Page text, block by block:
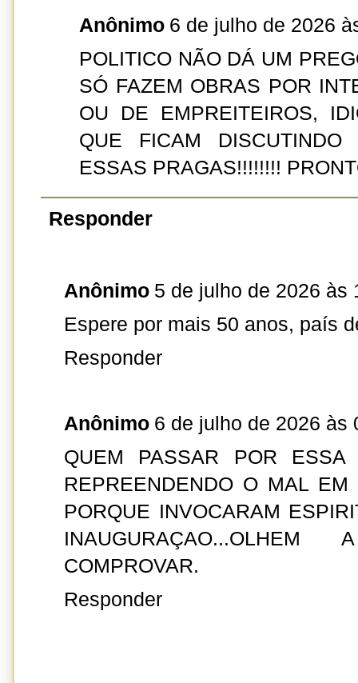
Anônimo 6 de julho de 2026
POLITICO NÃO DÁ UM
SÓ FAZEM OBRAS POR
OU DE EMPREITEIROS,
QUE FICAM DISCUTINDO
ESSAS PRAGAS!!!!!!!!
Responder
Anônimo 5 de julho de 2026 às
Espere por mais 50 anos, país
Responder
Anônimo 6 de julho de 2026 às
QUEM PASSAR POR ESSA
REPREENDENDO O MAL
PORQUE INVOCARAM
COMPROVAR.
Responder